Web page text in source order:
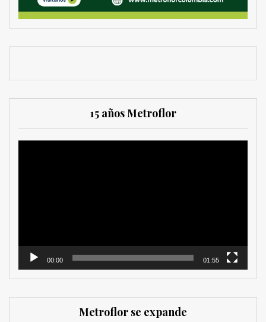
15 años Metroflor
00:00 01:55
Metroflor se expande